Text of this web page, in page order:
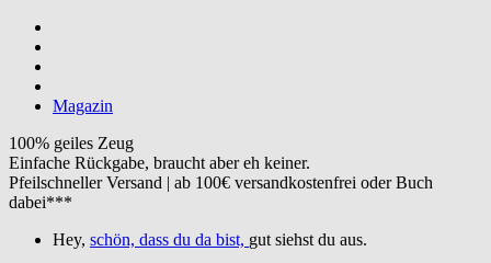
Magazin
100% geiles Zeug
Einfache Rückgabe, braucht aber eh keiner.
Pfeilschneller Versand | ab 100€ versandkostenfrei oder Buch
dabei***
Hey, schön, dass du da bist, gut siehst du aus.